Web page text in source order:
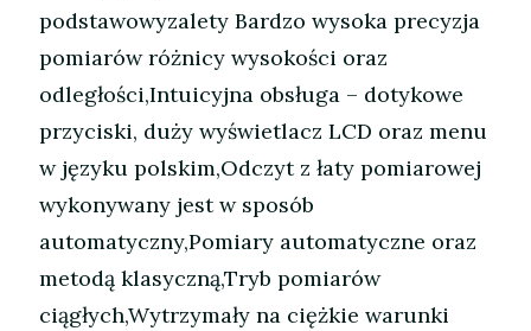
podstawowyzalety Bardzo wysoka precyzja
pomiarów różnicy wysokości oraz
odległości,Intuicyjna obsługa – dotykowe
przyciski, duży wyświetlacz LCD oraz menu
w języku polskim,Odczyt z łaty pomiarowej
wykonywany jest w sposób
automatyczny,Pomiary automatyczne oraz
metodą klasyczną,Tryb pomiarów
ciągłych,Wytrzymały na ciężkie warunki